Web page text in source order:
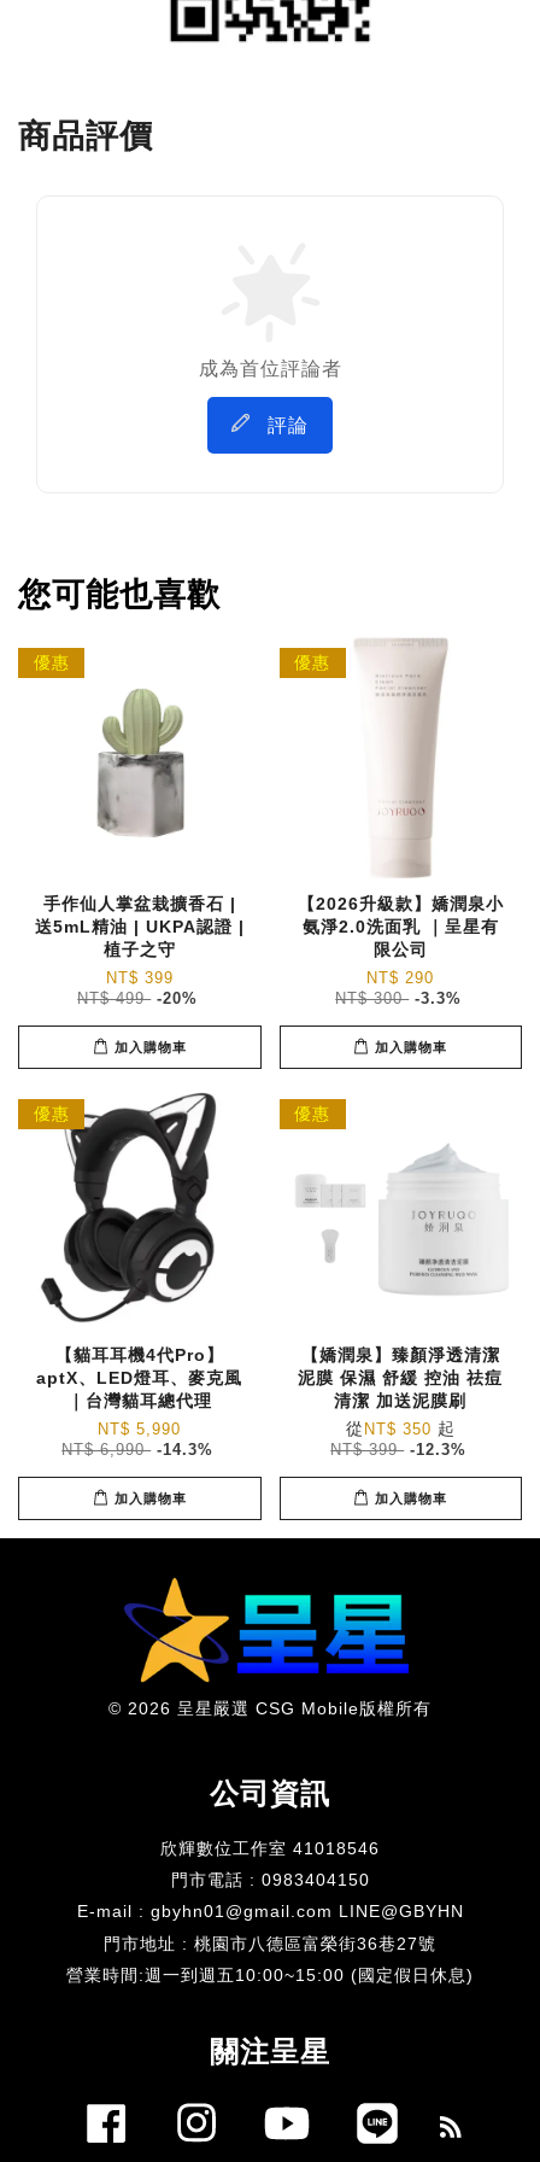
商品評價
成為首位評論者
評論
您可能也喜歡
優惠
手作仙人掌盆栽擴香石 |
送5mL精油 | UKPA認證 |
植子之守
NT$ 399
NT$ 499 -20%
加入購物車
優惠
【2026升級款】嬌潤泉小
氨淨2.0洗面乳 ｜呈星有
限公司
NT$ 290
NT$ 300 -3.3%
加入購物車
優惠
【貓耳耳機4代Pro】
aptX、LED燈耳、麥克風
｜台灣貓耳總代理
NT$ 5,990
NT$ 6,990 -14.3%
加入購物車
優惠
【嬌潤泉】臻顏淨透清潔
泥膜 保濕 舒緩 控油 祛痘
清潔 加送泥膜刷
從 NT$ 350 起
NT$ 399 -12.3%
加入購物車
© 2026 呈星嚴選 CSG Mobile版權所有
公司資訊
欣輝數位工作室 41018546
門市電話 : 0983404150
E-mail : gbyhn01@gmail.com LINE@GBYHN
門市地址 : 桃園市八德區富榮街36巷27號
​營業時間:週一到週五10:00~15:00 (國定假日休息)
關注呈星
Facebook Instagram YouTube